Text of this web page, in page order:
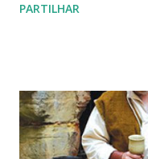
evolução da
Períodos em análise:
ferramentas em pedra.
nómadas e deslocam-
PARTILHAR